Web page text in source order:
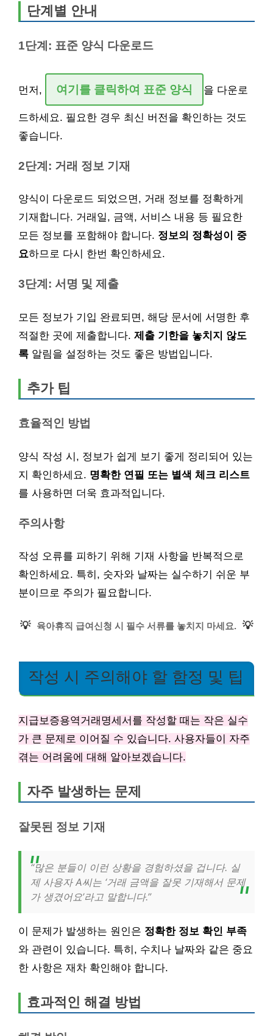
단계별 안내
1단계: 표준 양식 다운로드
먼저, 여기를 클릭하여 표준 양식 을 다운로
드하세요. 필요한 경우 최신 버전을 확인하는 것도
좋습니다.
2단계: 거래 정보 기재
양식이 다운로드 되었으면, 거래 정보를 정확하게
기재합니다. 거래일, 금액, 서비스 내용 등 필요한
모든 정보를 포함해야 합니다. 정보의 정확성이 중
요하므로 다시 한번 확인하세요.
3단계: 서명 및 제출
모든 정보가 기입 완료되면, 해당 문서에 서명한 후
적절한 곳에 제출합니다. 제출 기한을 놓치지 않도
록 알림을 설정하는 것도 좋은 방법입니다.
추가 팁
효율적인 방법
양식 작성 시, 정보가 쉽게 보기 좋게 정리되어 있는
지 확인하세요. 명확한 연필 또는 별색 체크 리스트
를 사용하면 더욱 효과적입니다.
주의사항
작성 오류를 피하기 위해 기재 사항을 반복적으로
확인하세요. 특히, 숫자와 날짜는 실수하기 쉬운 부
분이므로 주의가 필요합니다.
💡 육아휴직 급여신청 시 필수 서류를 놓치지 마세요. 💡
작성 시 주의해야 할 함정 및 팁
지급보증용역거래명세서를 작성할 때는 작은 실수
가 큰 문제로 이어질 수 있습니다. 사용자들이 자주
겪는 어려움에 대해 알아보겠습니다.
자주 발생하는 문제
잘못된 정보 기재
“많은 분들이 이런 상황을 경험하셨을 겁니다. 실
제 사용자 A씨는 ‘거래 금액을 잘못 기재해서 문제
가 생겼어요’라고 말합니다.”
이 문제가 발생하는 원인은 정확한 정보 확인 부족
와 관련이 있습니다. 특히, 수치나 날짜와 같은 중요
한 사항은 재차 확인해야 합니다.
효과적인 해결 방법